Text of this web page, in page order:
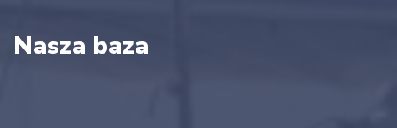
Nasza baza